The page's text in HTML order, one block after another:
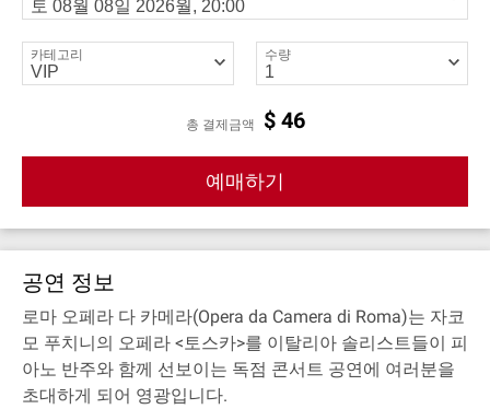
카테고리 수량
총 결제금액 $ 46
예매하기
공연 정보
로마 오페라 다 카메라(Opera da Camera di Roma)는 자코
모 푸치니의 오페라 <토스카>를 이탈리아 솔리스트들이 피
아노 반주와 함께 선보이는 독점 콘서트 공연에 여러분을
초대하게 되어 영광입니다.